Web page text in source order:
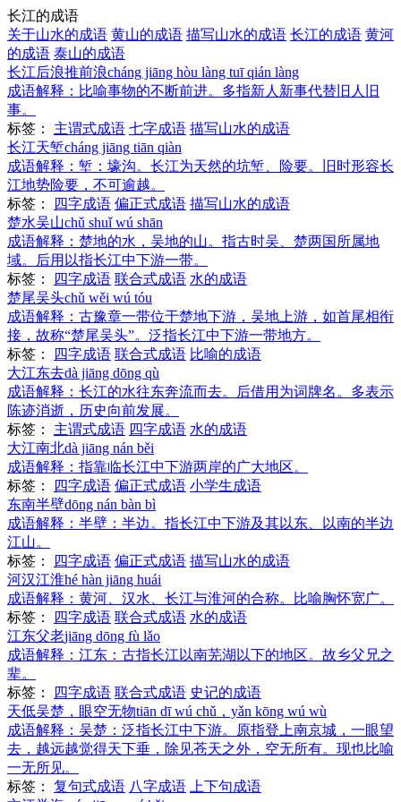
长江的成语
关于山水的成语 黄山的成语 描写山水的成语 长江的成语 黄河
的成语 泰山的成语
长江后浪推前浪cháng jiāng hòu làng tuī qián làng
成语解释： 比喻事物的不断前进。多指新人新事代替旧人旧
事。
标签： 主谓式成语 七字成语 描写山水的成语
长江天堑cháng jiāng tiān qiàn
成语解释： 堑：壕沟。长江为天然的坑堑、险要。旧时形容长
江地势险要，不可逾越。
标签：
四字成语 偏正式成语 描写山水的成语
楚水吴山chǔ shuǐ wú shān
成语解释： 楚地的水，吴地的山。指古时吴、楚两国所属地
域。后用以指长江中下游一带。
标签：
四字成语 联合式成语 水的成语
楚尾吴头chǔ wěi wú tóu
成语解释： 古豫章一带位于楚地下游，吴地上游，如首尾相衔
接，故称“楚尾吴头”。泛指长江中下游一带地方。
标签：
四字成语 联合式成语 比喻的成语
大江东去dà jiāng dōng qù
成语解释： 长江的水往东奔流而去。后借用为词牌名。多表示
陈迹消逝，历史向前发展。
标签： 主谓式成语 四字成语 水的成语
大江南北dà jiāng nán běi
成语解释： 指靠临长江中下游两岸的广大地区。
标签：
四字成语 偏正式成语 小学生成语
东南半壁dōng nán bàn bì
成语解释： 半壁：半边。指长江中下游及其以东、以南的半边
江山。
标签：
四字成语 偏正式成语 描写山水的成语
河汉江淮hé hàn jiāng huái
成语解释： 黄河、汉水、长江与淮河的合称。比喻胸怀宽广。
标签：
四字成语 联合式成语 水的成语
江东父老jiāng dōng fù lǎo
成语解释： 江东：古指长江以南芜湖以下的地区。故乡父兄之
辈。
标签：
四字成语 联合式成语 史记的成语
天低吴楚，眼空无物tiān dī wú chǔ，yǎn kōng wú wù
成语解释： 吴楚：泛指长江中下游。原指登上南京城，一眼望
去，越远越觉得天下垂，除见苍天之外，空无所有。现也比喻
一无所见。
标签： 复句式成语 八字成语
上下句成语